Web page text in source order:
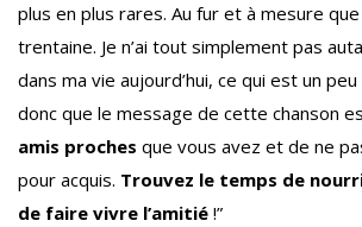
plus en plus rares. Au fur et à mesure que
trentaine. Je n’ai tout simplement pas
dans ma vie aujourd’hui, ce qui est un
donc que le message de cette chanson
amis proches que vous avez et de ne
pour acquis. Trouvez le temps de
de faire vivre l’amitié !”